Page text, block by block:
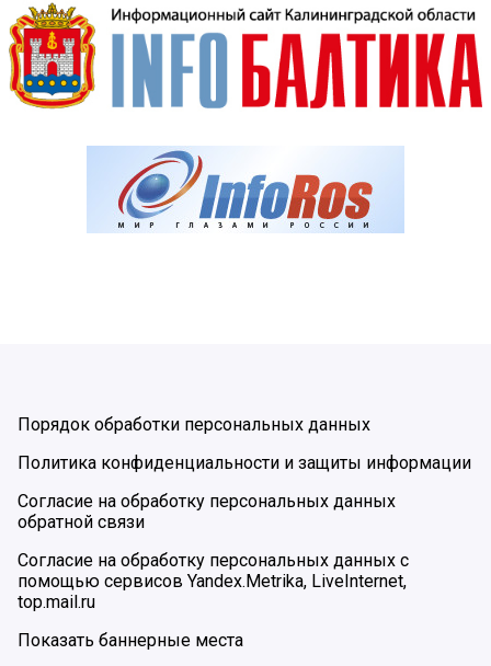
Порядок обработки персональных данных
Политика конфиденциальности и защиты информации
Согласие на обработку персональных данных
обратной связи
Согласие на обработку персональных данных с
помощью сервисов Yandex.Metrika, LiveInternet,
top.mail.ru
Показать баннерные места